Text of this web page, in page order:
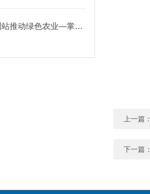
土壤墒情监测站推动绿色农业—掌握土壤水分状况，及时调整灌溉量和施肥量
上一篇
下一篇